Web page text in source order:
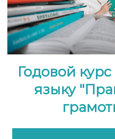
Годовой
языку